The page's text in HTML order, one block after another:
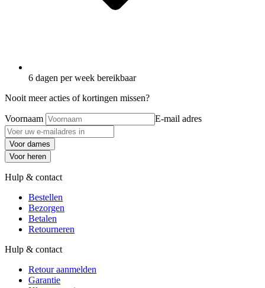
6 dagen per week bereikbaar
Nooit meer acties of kortingen missen?
Voornaam E-mail adres
Voor dames
Voor heren
Hulp & contact
Bestellen
Bezorgen
Betalen
Retourneren
Hulp & contact
Retour aanmelden
Garantie